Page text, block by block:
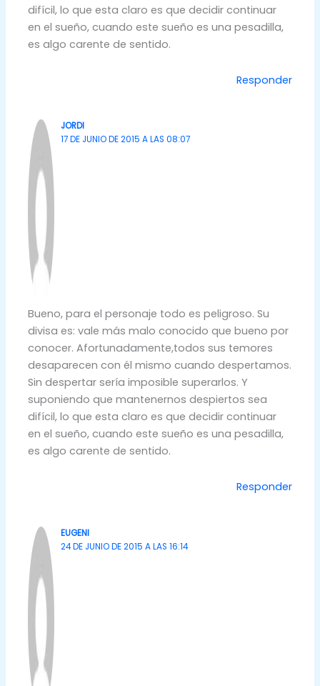
difícil, lo que esta claro es que decidir continuar
en el sueño, cuando este sueño es una pesadilla,
es algo carente de sentido.
Responder
JORDI
17 DE JUNIO DE 2015 A LAS 08:07
Bueno, para el personaje todo es peligroso. Su
divisa es: vale más malo conocido que bueno por
conocer. Afortunadamente,todos sus temores
desaparecen con él mismo cuando despertamos.
Sin despertar sería imposible superarlos. Y
suponiendo que mantenernos despiertos sea
difícil, lo que esta claro es que decidir continuar
en el sueño, cuando este sueño es una pesadilla,
es algo carente de sentido.
Responder
EUGENI
24 DE JUNIO DE 2015 A LAS 16:14